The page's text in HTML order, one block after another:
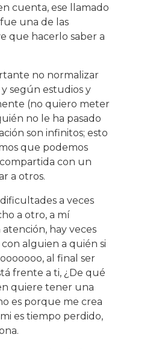
cuenta, ese llamado
una de las
que hacerlo saber a
no normalizar
según estudios y
(no quiero meter
no le ha pasado
son infinitos; esto
que podemos
con un
a otros.
a veces
a otro, a mí
hay veces
alguien a quién si
al final ser
frente a ti, ¿De qué
quiere tener una
es porque me crea
es tiempo perdido,